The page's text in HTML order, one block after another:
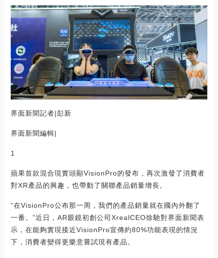
界面新聞記者|彭新
界面新聞編輯|
1
蘋果首款混合現實頭顯VisionPro的發布，再次激發了消費者
對XR產品的興趣，也帶動了關聯產品銷量增長。
“在VisionPro公布那一周，我們的產品銷量就在國內外翻了
一番。”近日，AR眼鏡初創公司XrealCEO徐馳對界面新聞表
示，在能夠實現接近VisionPro宣傳約80%功能表現的情況
下，消費者變得更樂意嘗試現有產品。